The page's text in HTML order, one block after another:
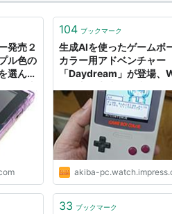
発売２
ル色の
選んだ
104 ブックマーク
生成AIを使ったゲームボ
カラー用アドベンチャー
「Daydream」が登場、
akiba-
33 ブックマーク